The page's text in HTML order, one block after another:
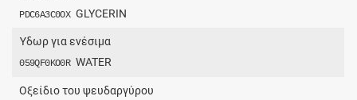
PDC6A3C0OX GLYCERIN
Ύδωρ για ενέσιμα
059QF0KO0R WATER
Οξείδιο του ψευδαργύρου